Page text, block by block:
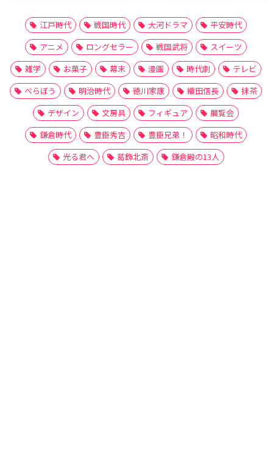
江戸時代 戦国時代 大河ドラマ
平安時代
アニメ
ロングセラー 戦国武将
スイーツ
雑学
お菓子 幕末 漫画 時代劇
テレビ
べらぼう
明治時代 徳川家康 織田信長
抹茶
デザイン
文房具 フィギュア
展覧会
鎌倉時代
豊臣秀吉 豊臣兄弟！
昭和時代
光る君へ
葛飾北斎 鎌倉殿の13人